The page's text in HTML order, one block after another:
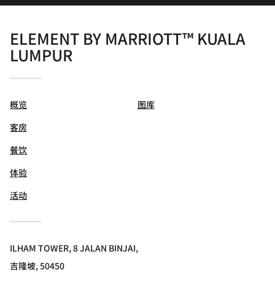
ELEMENT BY MARRIOTT™ KUALA
LUMPUR
概览
客房
餐饮
体验
活动
图库
ILHAM TOWER, 8 JALAN BINJAI,
吉隆坡, 50450